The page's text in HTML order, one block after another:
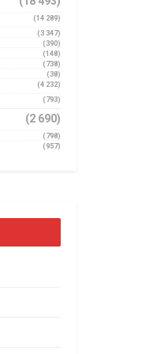
(14 289)
(3 347)
(390)
(148)
(738)
(38)
(4 232)
(793)
(2 690)
(798)
(957)